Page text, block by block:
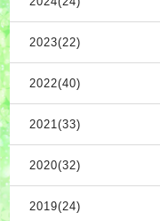
2023(22)
2022(40)
2021(33)
2020(32)
2019(24)